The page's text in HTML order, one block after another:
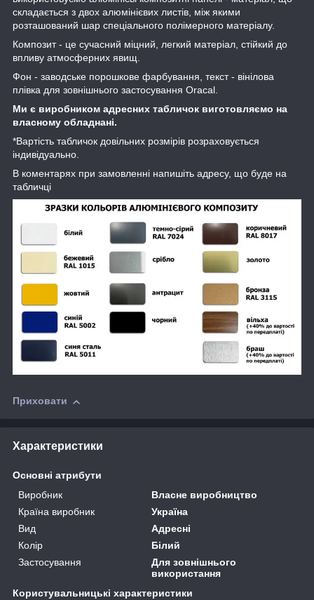
складається з двох алюмінієвих листів, між якими
розташований шар спеціального полімерного матеріалу.
Композит - це сучасний міцний, легкий матеріал, стійкий до
впливу атмосферних явищ.
Фон - заводське порошкове фарбування, текст - вінілова
плівка для зовнішнього застосування Oracal.
Ми є виробником адресних табличок виготовляємо на
власному обладнані.
*Вартість табличок довільних розмірів розраховується
індивідуально.
В коментарях при замовленні напишіть адресу, що буде на
табличці
Приховати
Характеристики
Основні атрибути
Виробник
Власне виробництво
Країна виробник
Україна
Вид
Адресні
Колір
Білий
Застосування
Для зовнішнього
використання
Користувальницькі характеристики